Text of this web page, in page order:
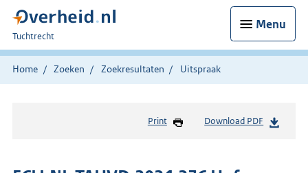
Menu
U
bent
hier:
Tuchtrecht
Home Zoeken Zoekresultaten Uitspraak
Print Download PDF